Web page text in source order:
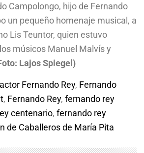
Campolongo, hijo de Fernando
un pequeño homenaje musical, a
Lis Teuntor, quien estuvo
músicos Manuel Malvís y
Lajos Spiegel)
actor Fernando Rey, Fernando
, Fernando Rey, fernando rey
centenario, fernando rey
de Caballeros de María Pita